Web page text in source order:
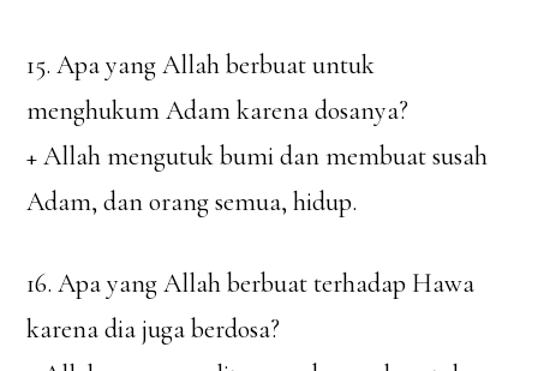
15. Apa yang Allah berbuat untuk
menghukum Adam karena dosanya?
+ Allah mengutuk bumi dan membuat susah
Adam, dan orang semua, hidup.
16. Apa yang Allah berbuat terhadap Hawa
karena dia juga berdosa?